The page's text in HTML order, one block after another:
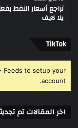
تراجع أسعار النفط
يلا لايف
‫TikTok
Feeds to setup your
account.
اخر المقالات تم